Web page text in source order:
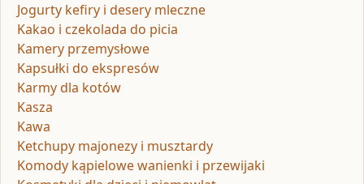
Jogurty kefiry i desery mleczne
Kakao i czekolada do picia
Kamery przemysłowe
Kapsułki do ekspresów
Karmy dla kotów
Kasza
Kawa
Ketchupy majonezy i musztardy
Komody kąpielowe wanienki i przewijaki